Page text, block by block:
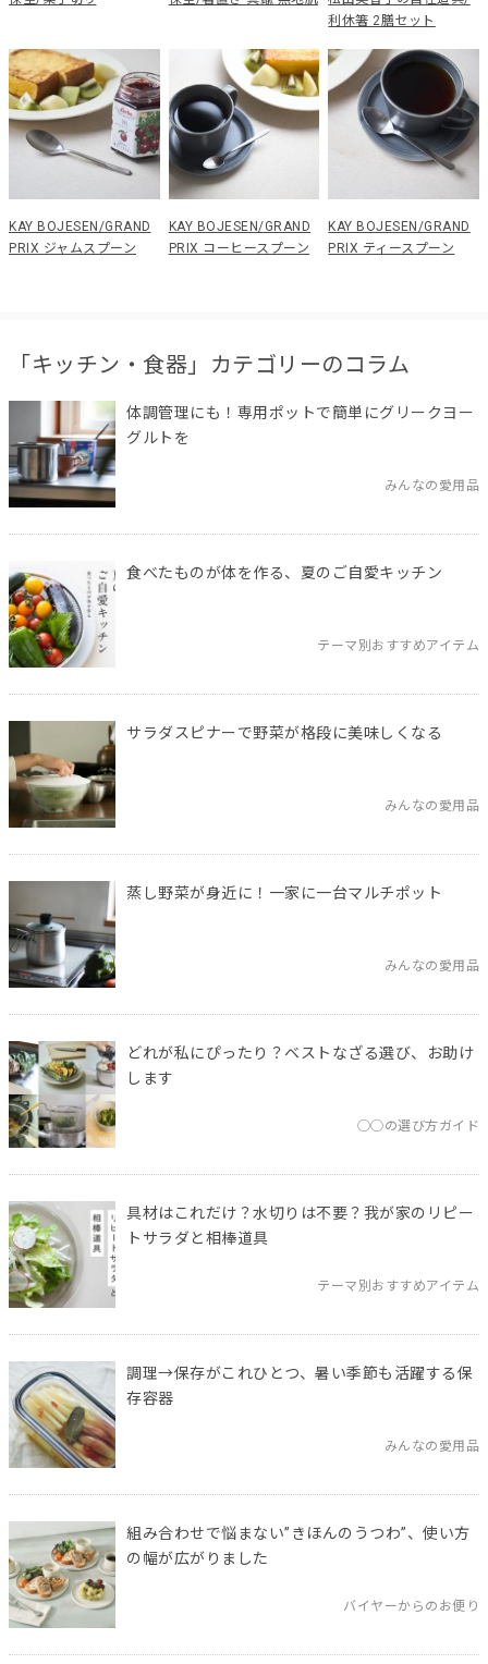
利休箸 2膳セット
KAY BOJESEN/GRAND
PRIX ジャムスプーン
KAY BOJESEN/GRAND
PRIX コーヒースプーン
KAY BOJESEN/GRAND
PRIX ティースプーン
「キッチン・食器」カテゴリーのコラム
体調管理にも！専用ポットで簡単にグリークヨー
グルトを
みんなの愛用品
食べたものが体を作る、夏のご自愛キッチン
テーマ別おすすめアイテム
サラダスピナーで野菜が格段に美味しくなる
みんなの愛用品
蒸し野菜が身近に！一家に一台マルチポット
みんなの愛用品
どれが私にぴったり？ベストなざる選び、お助け
します
◯◯の選び方ガイド
具材はこれだけ？水切りは不要？我が家のリピー
トサラダと相棒道具
テーマ別おすすめアイテム
調理→保存がこれひとつ、暑い季節も活躍する保
存容器
みんなの愛用品
組み合わせで悩まない”きほんのうつわ”、使い方
の幅が広がりました
バイヤーからのお便り